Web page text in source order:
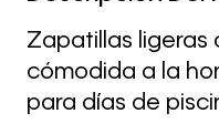
Zapatillas ligeras
cómodida a la
para días de